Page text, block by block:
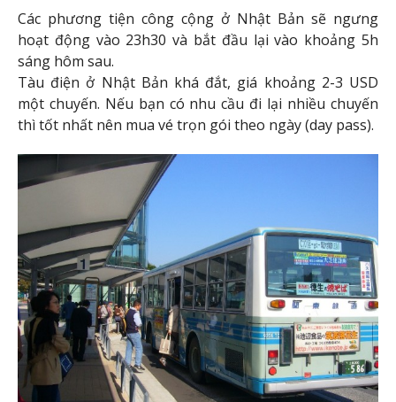
Các phương tiện công cộng ở Nhật Bản sẽ ngưng
hoạt động vào 23h30 và bắt đầu lại vào khoảng 5h
sáng hôm sau.
Tàu điện ở Nhật Bản khá đắt, giá khoảng 2-3 USD
một chuyến. Nếu bạn có nhu cầu đi lại nhiều chuyến
thì tốt nhất nên mua vé trọn gói theo ngày (day pass).